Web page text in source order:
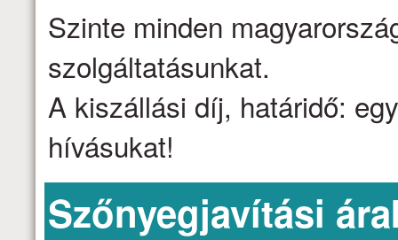
Szinte minden
szolgáltatásunkat.
A kiszállási díj, határidő:
hívásukat!
Szőnyegjavítási